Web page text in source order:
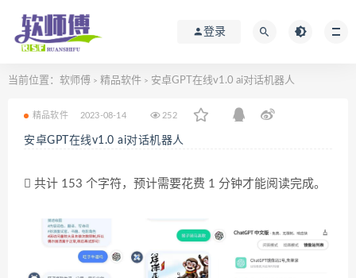
登录
当前位置： 软师傅 > 精品软件 > 安卓GPT在线v1.0 ai对话机器人
精品软件 2023-08-14 252
安卓GPT在线v1.0 ai对话机器人
共计 153 个字符，预计需要花费 1 分钟才能阅读完成。